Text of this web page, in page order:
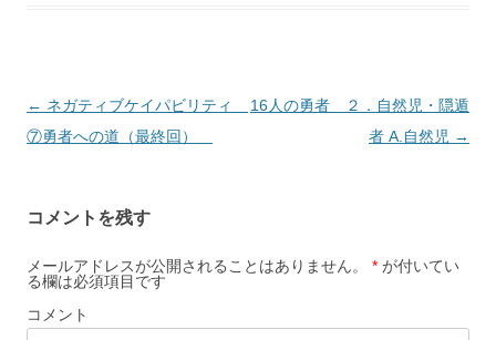
投
稿
ゲ
ー
シ
ョ
← ネガティブケイパビリティ
⑦勇者への道（最終回）
16人の勇者 ２．自然児・隠遁
者 A.自然児 →
コメントを残す
メールアドレスが公開されることはありません。 * が付いてい
る欄は必須項目です
コメント